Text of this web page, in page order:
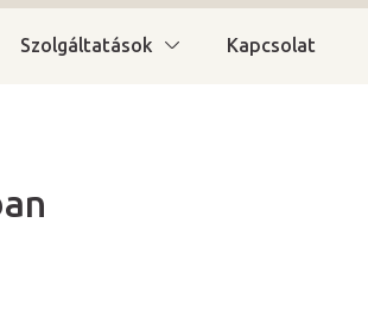
Szolgáltatások Kapcsolat